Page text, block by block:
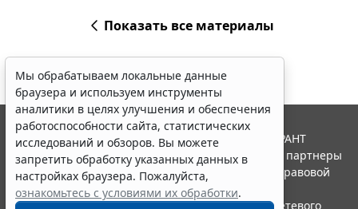
Показать все материалы
Мы обрабатываем локальные данные
браузера и используем инструменты
аналитики в целях улучшения и обеспечения
работоспособности сайта, статистических
исследований и обзоров. Вы можете
запретить обработку указанных данных в
настройках браузера. Пожалуйста,
ознакомьтесь с условиями их обработки.
© ООО "НПП "ГАРАНТ-СЕРВИС", 2026. Система ГАРАНТ
выпускается с 1990 года. Компания "Гарант" и ее партнеры
являются участниками Российской ассоциации правовой
информации ГАРАНТ.
Портал ГАРАНТ.РУ зарегистрирован в качестве сетевого